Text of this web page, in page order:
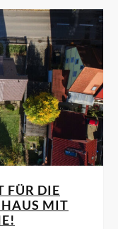
FÜR DIE
MIT